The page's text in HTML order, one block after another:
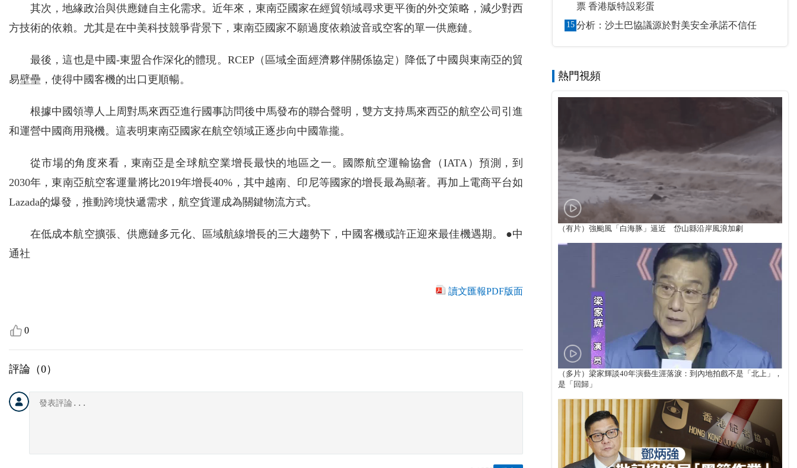
其次，地緣政治與供應鏈自主化需求。近年來，東南亞國家在經貿領域尋求更平衡的外交策略，減少對西
方技術的依賴。尤其是在中美科技競爭背景下，東南亞國家不願過度依賴波音或空客的單一供應鏈。
最後，這也是中國-東盟合作深化的體現。RCEP（區域全面經濟夥伴關係協定）降低了中國與東南亞的貿
易壁壘，使得中國客機的出口更順暢。
根據中國領導人上周對馬來西亞進行國事訪問後中馬發布的聯合聲明，雙方支持馬來西亞的航空公司引進
和運營中國商用飛機。這表明東南亞國家在航空領域正逐步向中國靠攏。
從市場的角度來看，東南亞是全球航空業增長最快的地區之一。國際航空運輸協會（IATA）預測，到
2030年，東南亞航空客運量將比2019年增長40%，其中越南、印尼等國家的增長最為顯著。再加上電商平台如
Lazada的爆發，推動跨境快遞需求，航空貨運成為關鍵物流方式。
在低成本航空擴張、供應鏈多元化、區域航線增長的三大趨勢下，中國客機或許正迎來最佳機遇期。 ●中
通社
讀文匯報PDF版面
0
評論（0）
票 香港版特設彩蛋
15 分析：沙土巴協議源於對美安全承諾不信任
熱門視頻
（有片）強颱風「白海豚」逼近 岱山縣沿岸風浪加劇
（多片）梁家輝談40年演藝生涯落淚：到內地拍戲不是「北上」，
是「回歸」